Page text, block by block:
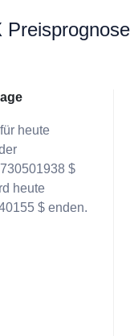
Preisprognose
heute
$
heute
$ enden.